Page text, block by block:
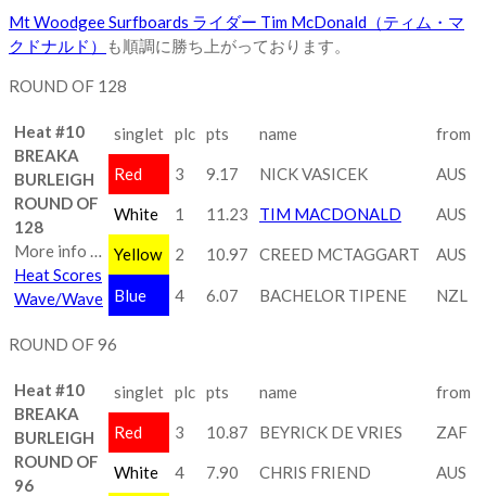
Mt Woodgee Surfboards ライダー Tim McDonald（ティム・マ
クドナルド）
も順調に勝ち上がっております。
ROUND OF 128
Heat #10
BREAKA
BURLEIGH
ROUND OF
128
More info …
Heat Scores
Wave/Wave
singlet plc pts name from
Red 3 9.17 NICK VASICEK AUS
White 1 11.23 TIM MACDONALD AUS
Yellow 2 10.97 CREED MCTAGGART AUS
Blue 4 6.07 BACHELOR TIPENE NZL
ROUND OF 96
Heat #10
BREAKA
BURLEIGH
ROUND OF
96
singlet plc pts name from
Red 3 10.87 BEYRICK DE VRIES ZAF
White 4 7.90 CHRIS FRIEND AUS